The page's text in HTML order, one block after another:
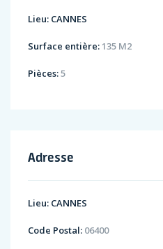
Lieu: CANNES
Surface entière: 135 M2
Pièces:5
Adresse
Lieu: CANNES
Code Postal: 06400